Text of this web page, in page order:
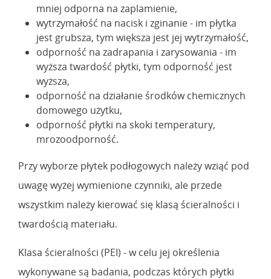
mniej odporna na zaplamienie,
wytrzymałość na nacisk i zginanie - im płytka
jest grubsza, tym większa jest jej wytrzymałość,
odporność na zadrapania i zarysowania - im
wyższa twardość płytki, tym odporność jest
wyższa,
odporność na działanie środków chemicznych
domowego użytku,
odporność płytki na skoki temperatury,
mrozoodporność.
Przy wyborze płytek podłogowych należy wziąć pod
uwagę wyżej wymienione czynniki, ale przede
wszystkim należy kierować się klasą ścieralności i
twardością materiału.
Klasa ścieralności (PEI) - w celu jej określenia
wykonywane są badania, podczas których płytki